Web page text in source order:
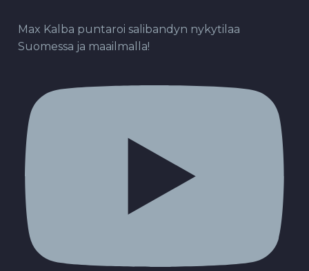
Max Kalba puntaroi salibandyn nykytilaa
Suomessa ja maailmalla!